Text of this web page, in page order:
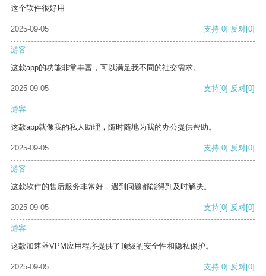
这个软件很好用
2025-09-05 支持[0] 反对[0]
游客
这款app的功能非常丰富，可以满足我不同的社交需求。
2025-09-05 支持[0] 反对[0]
游客
这款app就像我的私人助理，随时随地为我的办公提供帮助。
2025-09-05 支持[0] 反对[0]
游客
这款软件的售后服务非常好，遇到问题都能得到及时解决。
2025-09-05 支持[0] 反对[0]
游客
这款加速器VPM应用程序提供了顶级的安全性和隐私保护。
2025-09-05 支持[0] 反对[0]